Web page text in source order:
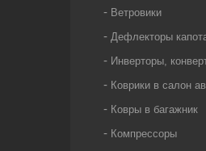
Ветровики
Дефлекторы
Инверторы,
Коврики в салон
Ковры в багажник
Компрессоры